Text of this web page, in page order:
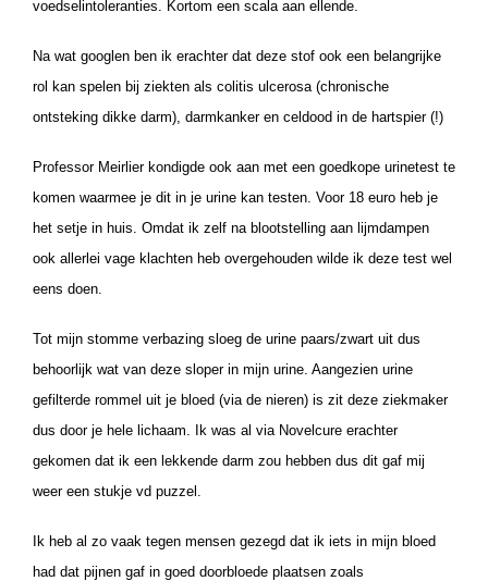
voedselintoleranties. Kortom een scala aan ellende.
Na wat googlen ben ik erachter dat deze stof ook een belangrijke
rol kan spelen bij ziekten als colitis ulcerosa (chronische
ontsteking dikke darm), darmkanker en celdood in de hartspier (!)
Professor Meirlier kondigde ook aan met een goedkope urinetest te
komen waarmee je dit in je urine kan testen. Voor 18 euro heb je
het setje in huis. Omdat ik zelf na blootstelling aan lijmdampen
ook allerlei vage klachten heb overgehouden wilde ik deze test wel
eens doen.
Tot mijn stomme verbazing sloeg de urine paars/zwart uit dus
behoorlijk wat van deze sloper in mijn urine. Aangezien urine
gefilterde rommel uit je bloed (via de nieren) is zit deze ziekmaker
dus door je hele lichaam. Ik was al via Novelcure erachter
gekomen dat ik een lekkende darm zou hebben dus dit gaf mij
weer een stukje vd puzzel.
Ik heb al zo vaak tegen mensen gezegd dat ik iets in mijn bloed
had dat pijnen gaf in goed doorbloede plaatsen zoals